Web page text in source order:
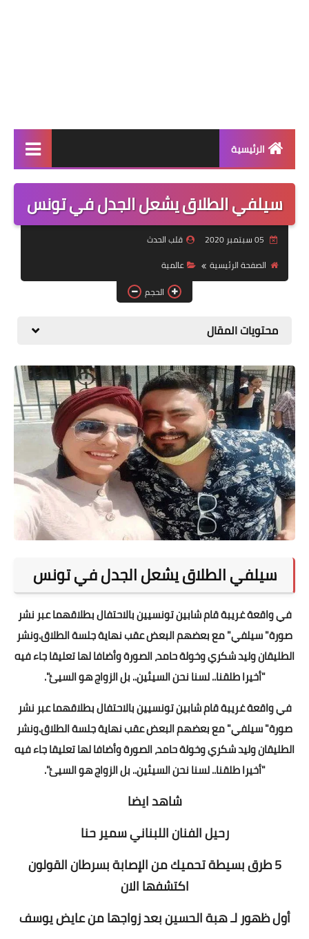
الرئيسية
عالمية
فن
رياضة
صحة وجمال
اقتصاد
سيارات
علوم وتكنولوجيا
تعليم
وظائف خالية
عروض
سيلفي الطلاق يشعل الجدل في تونس
قلب الحدث
الصفحة الرئيسية
عالمية
الحجم
محتويات المقال
سيلفي الطلاق يشعل الجدل في تونس
في واقعة غريبة قام شابين تونسيين بالاحتفال بطلاقهما عبر نشر
صورة" سيلفي" مع بعضهم البعض عقب نهاية جلسة الطلاق.ونشر
الطليقان وليد شكري وخولة حامد، الصورة وأضافا لها تعليقا جاء فيه
"أخيرا طلقنا.. لسنا نحن السيئين.. بل الزواج هو السيئ".
في واقعة غريبة قام شابين تونسيين بالاحتفال بطلاقهما عبر نشر
صورة" سيلفي" مع بعضهم البعض عقب نهاية جلسة الطلاق.ونشر
الطليقان وليد شكري وخولة حامد، الصورة وأضافا لها تعليقا جاء فيه
"أخيرا طلقنا.. لسنا نحن السيئين.. بل الزواج هو السيئ".
شاهد ايضا
رحيل الفنان اللبناني سمير حنا
5 طرق بسيطة تحميك من الإصابة بسرطان القولون
اكتشفها الان
أول ظهور لـ هبة الحسين بعد زواجها من عايض يوسف